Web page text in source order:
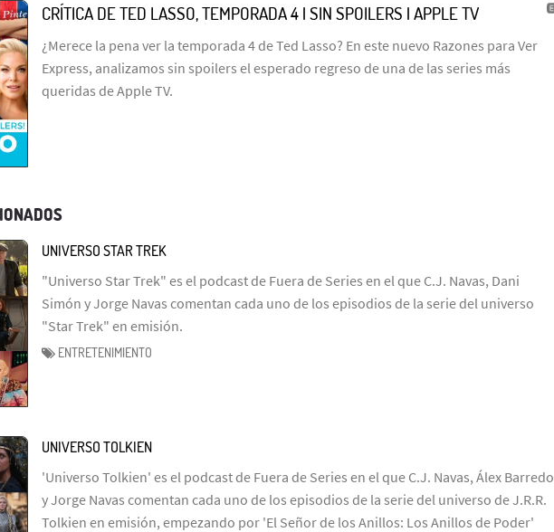
CRÍTICA DE TED LASSO, TEMPORADA 4 | SIN SPOILERS | APPLE TV
¿Merece la pena ver la temporada 4 de Ted Lasso? En este nuevo Razones para Ver
Express, analizamos sin spoilers el esperado regreso de una de las series más
queridas de Apple TV.
UNIVERSO STAR TREK
"Universo Star Trek" es el podcast de Fuera de Series en el que C.J. Navas, Dani
Simón y Jorge Navas comentan cada uno de los episodios de la serie del universo
"Star Trek" en emisión.
ENTRETENIMIENTO
UNIVERSO TOLKIEN
'Universo Tolkien' es el podcast de Fuera de Series en el que C.J. Navas, Álex Barredo
y Jorge Navas comentan cada uno de los episodios de la serie del universo de J.R.R.
Tolkien en emisión, empezando por 'El Señor de los Anillos: Los Anillos de Poder'